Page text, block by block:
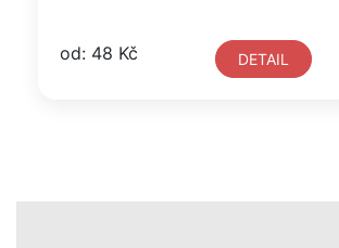
od: 48 Kč DETAIL